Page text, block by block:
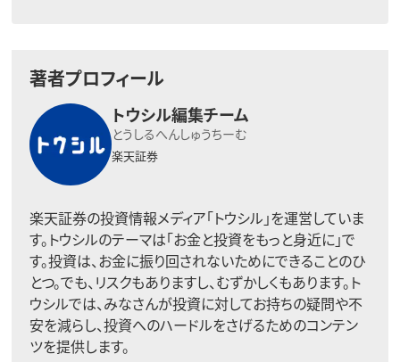
著者プロフィール
トウシル編集チーム
とうしるへんしゅうちーむ
楽天証券
楽天証券の投資情報メディア「トウシル」を運営していま
す。トウシルのテーマは「お金と投資をもっと身近に」で
す。投資は、お金に振り回されないためにできることのひ
とつ。でも、リスクもありますし、むずかしくもあります。ト
ウシルでは、みなさんが投資に対してお持ちの疑問や不
安を減らし、投資へのハードルをさげるためのコンテン
ツを提供します。